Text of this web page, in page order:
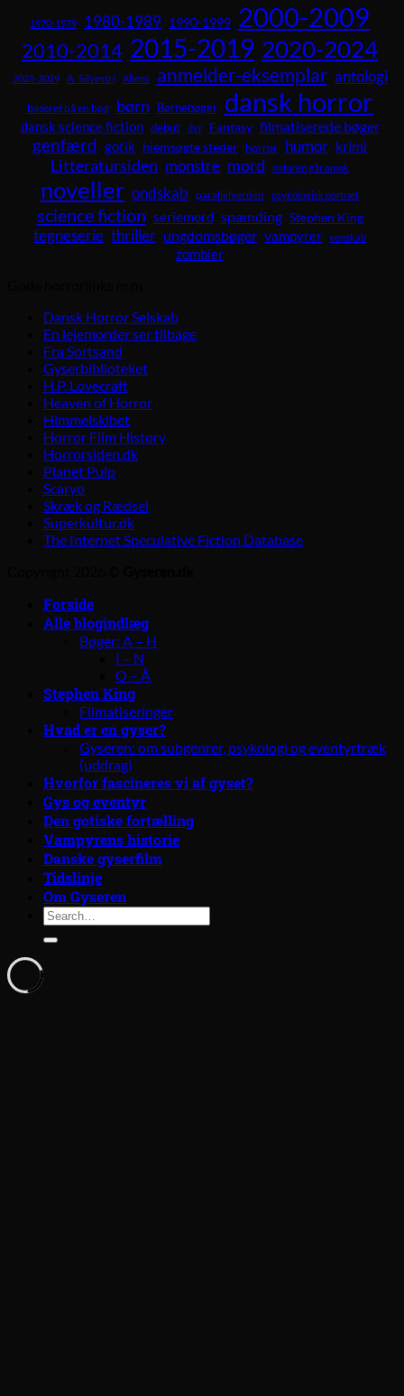
1970-1979 1980-1989 1990-1999 2000-2009
2010-2014 2015-2019 2020-2024
2025-2029 A. Silvestri Aliens anmelder-eksemplar antologi
baseret på en bog børn Børnebøger dansk horror
dansk science fiction debut dyr Fantasy filmatiserede bøger
genfærd gotik hjemsøgte steder horror humor krimi
Litteratursiden monstre mord naturen går amok
noveller ondskab parallelverden psykologisk portræt
science fiction seriemord spænding Stephen King
tegneserie thriller ungdomsbøger vampyrer venskab
zombier
Dansk Horror Selskab
En lejemorder ser tilbage
Fra Sortsand
Gyserbiblioteket
H.P. Lovecraft
Heaven of Horror
Himmelskibet
Horror Film History
Horrorsiden.dk
Planet Pulp
Scaryo
Skræk og Rædsel
Superkultur.dk
The Internet Speculative Fiction Database
Forside
Alle blogindlæg
Bøger: A – H
I – N
O – Å
Stephen King
Filmatiseringer
Hvad er en gyser?
Gyseren: om subgenrer, psykologi og eventyrtræk
(uddrag)
Hvorfor fascineres vi af gyset?
Gys og eventyr
Den gotiske fortælling
Vampyrens historie
Danske gyserfilm
Tidslinje
Om Gyseren